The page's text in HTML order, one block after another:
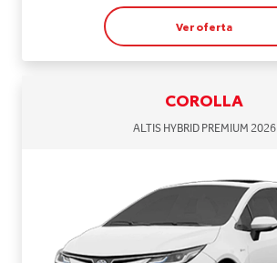
Ver oferta
COROLLA
ALTIS HYBRID PREMIUM 2026